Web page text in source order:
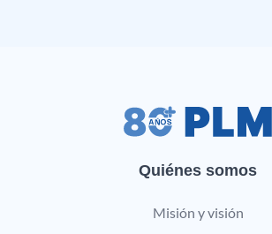
Quiénes somos
Misión y visión